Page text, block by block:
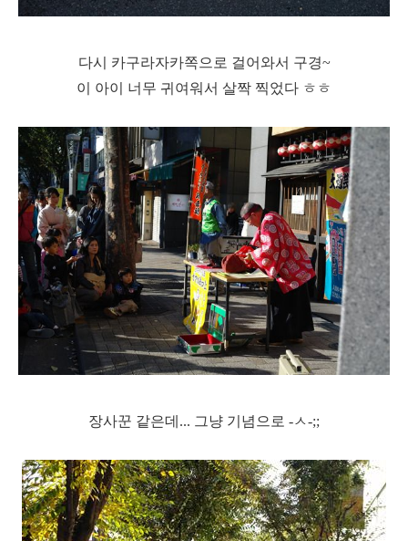
다시 카구라자카쪽으로 걸어와서 구경~
이 아이 너무 귀여워서 살짝 찍었다 ㅎㅎ
장사꾼 같은데... 그냥 기념으로 -ㅅ-;;